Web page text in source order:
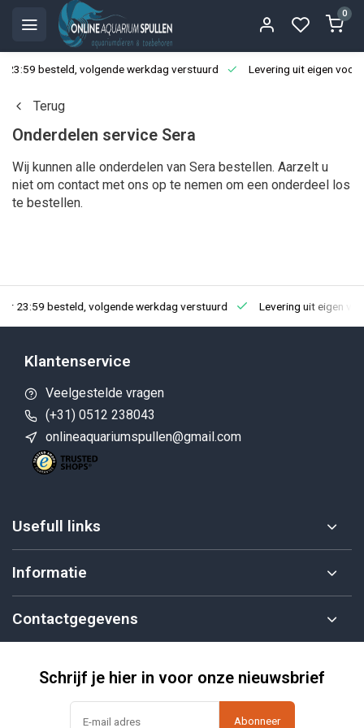
0
besteld, volgende werkdag verstuurd Levering uit eigen
Terug
Onderdelen service Sera
Wij kunnen alle onderdelen van Sera bestellen. Aarzelt u
niet om contact met ons op te nemen om een onderdeel los
te bestellen.
besteld, volgende werkdag verstuurd Levering uit eigen
Klantenservice
Veelgestelde vragen
(+31) 0512 238043
onlineaquariumspullen@gmail.com
Usefull links
Informatie
Contactgegevens
Schrijf je hier in voor onze nieuwsbrief
Abonneer